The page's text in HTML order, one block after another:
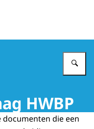
HWBP
die een